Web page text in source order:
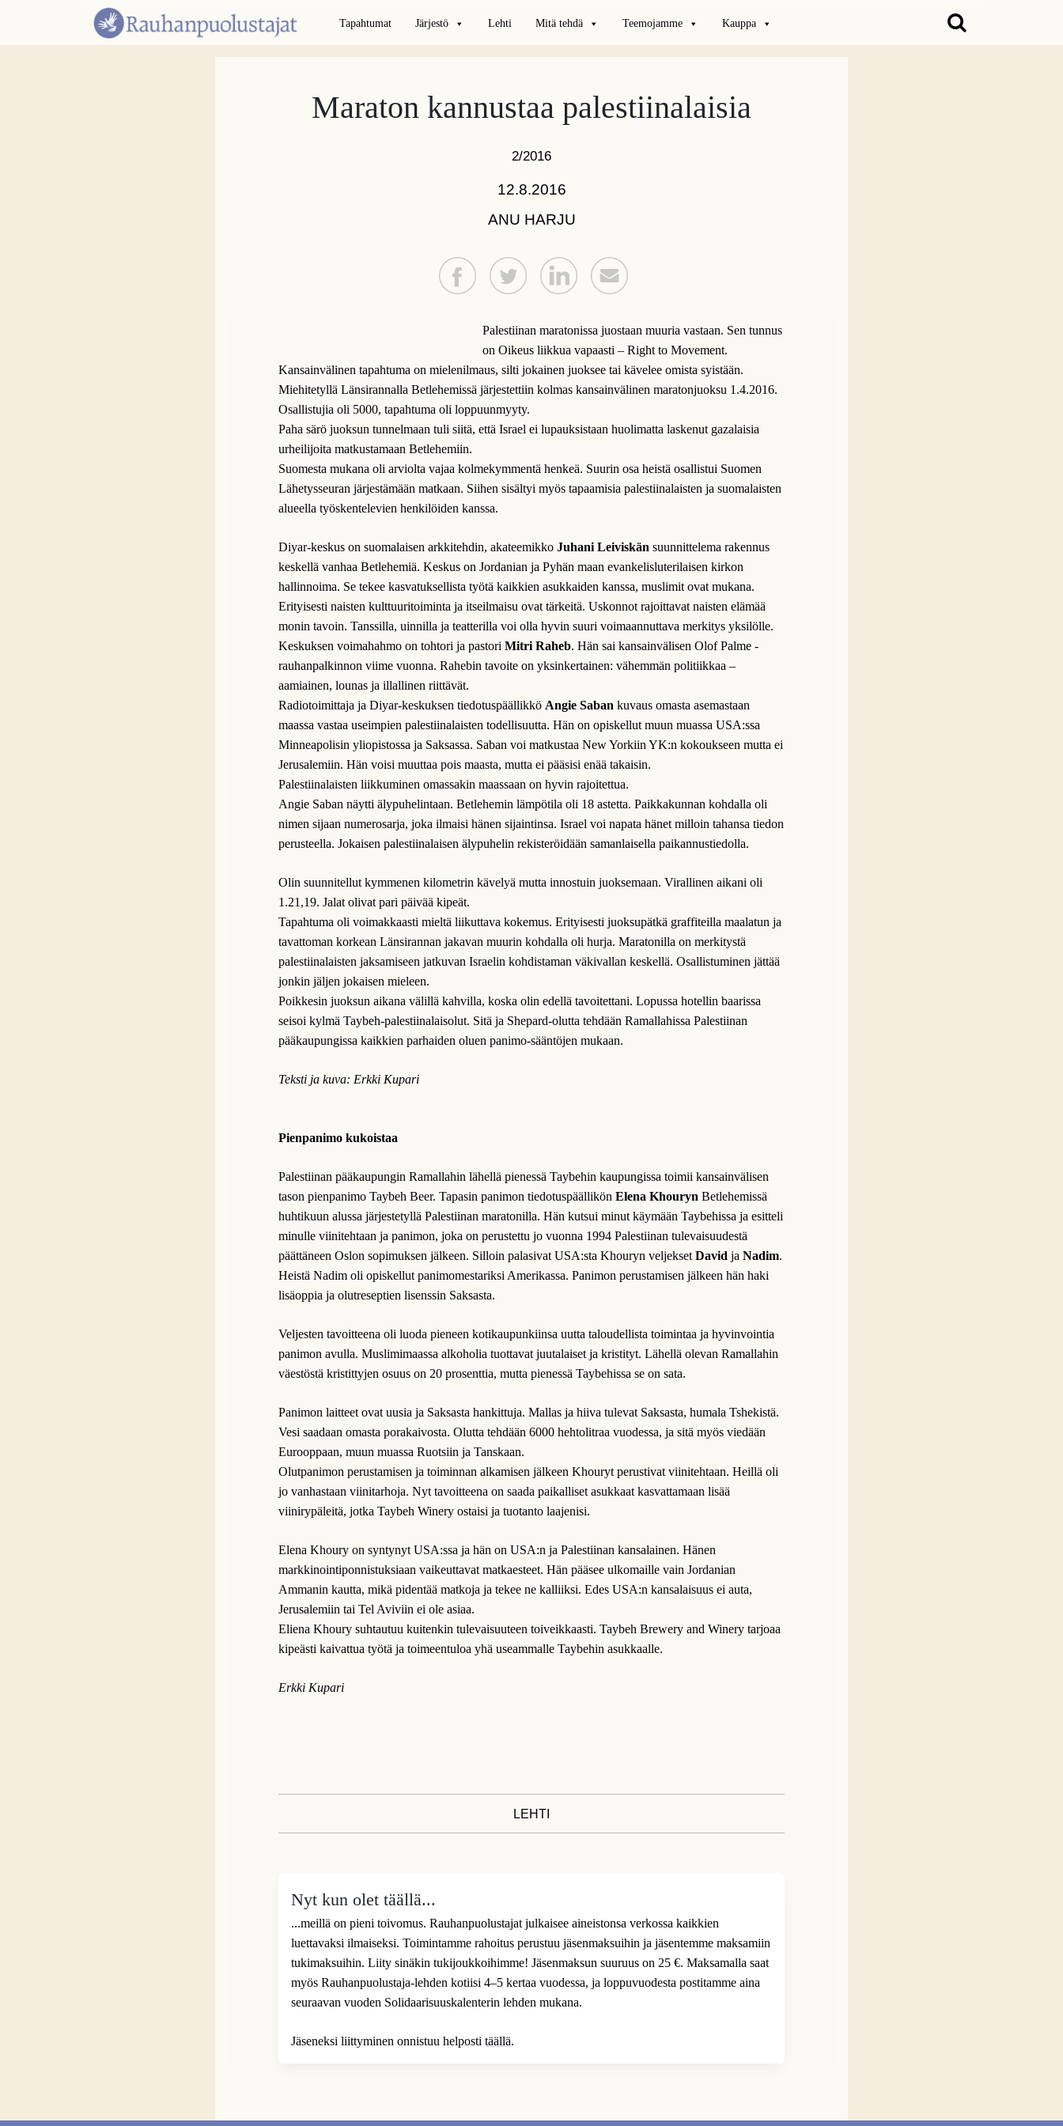
Tapahtumat Järjestö Lehti Mitä tehdä Teemojamme Kauppa
Maraton kannustaa palestiinalaisia
2/2016
12.8.2016
ANU HARJU
Palestiinan maratonissa juostaan muuria vastaan. Sen tunnus
on Oikeus liikkua vapaasti – Right to Movement.
Kansainvälinen tapahtuma on mielenilmaus, silti jokainen juoksee tai kävelee omista syistään.
Miehitetyllä Länsirannalla Betlehemissä järjestettiin kolmas kansainvälinen maratonjuoksu 1.4.2016.
Osallistujia oli 5000, tapahtuma oli loppuunmyyty.
Paha särö juoksun tunnelmaan tuli siitä, että Israel ei lupauksistaan huolimatta laskenut gazalaisia
urheilijoita matkustamaan Betlehemiin.
Suomesta mukana oli arviolta vajaa kolmekymmentä henkeä. Suurin osa heistä osallistui Suomen
Lähetysseuran järjestämään matkaan. Siihen sisältyi myös tapaamisia palestiinalaisten ja suomalaisten
alueella työskentelevien henkilöiden kanssa.
Diyar-keskus on suomalaisen arkkitehdin, akateemikko Juhani Leiviskän suunnittelema rakennus
keskellä vanhaa Betlehemiä. Keskus on Jordanian ja Pyhän maan evankelisluterilaisen kirkon
hallinnoima. Se tekee kasvatuksellista työtä kaikkien asukkaiden kanssa, muslimit ovat mukana.
Erityisesti naisten kulttuuritoiminta ja itseilmaisu ovat tärkeitä. Uskonnot rajoittavat naisten elämää
monin tavoin. Tanssilla, uinnilla ja teatterilla voi olla hyvin suuri voimaannuttava merkitys yksilölle.
Keskuksen voimahahmo on tohtori ja pastori Mitri Raheb. Hän sai kansainvälisen Olof Palme -
rauhanpalkinnon viime vuonna. Rahebin tavoite on yksinkertainen: vähemmän politiikkaa –
aamiainen, lounas ja illallinen riittävät.
Radiotoimittaja ja Diyar-keskuksen tiedotuspäällikkö Angie Saban kuvaus omasta asemastaan
maassa vastaa useimpien palestiinalaisten todellisuutta. Hän on opiskellut muun muassa USA:ssa
Minneapolisin yliopistossa ja Saksassa. Saban voi matkustaa New Yorkiin YK:n kokoukseen mutta ei
Jerusalemiin. Hän voisi muuttaa pois maasta, mutta ei pääsisi enää takaisin.
Palestiinalaisten liikkuminen omassakin maassaan on hyvin rajoitettua.
Angie Saban näytti älypuhelintaan. Betlehemin lämpötila oli 18 astetta. Paikkakunnan kohdalla oli
nimen sijaan numerosarja, joka ilmaisi hänen sijaintinsa. Israel voi napata hänet milloin tahansa tiedon
perusteella. Jokaisen palestiinalaisen älypuhelin rekisteröidään samanlaisella paikannustiedolla.
Olin suunnitellut kymmenen kilometrin kävelyä mutta innostuin juoksemaan. Virallinen aikani oli
1.21,19. Jalat olivat pari päivää kipeät.
Tapahtuma oli voimakkaasti mieltä liikuttava kokemus. Erityisesti juoksupätkä graffiteilla maalatun ja
tavattoman korkean Länsirannan jakavan muurin kohdalla oli hurja. Maratonilla on merkitystä
palestiinalaisten jaksamiseen jatkuvan Israelin kohdistaman väkivallan keskellä. Osallistuminen jättää
jonkin jäljen jokaisen mieleen.
Poikkesin juoksun aikana välillä kahvilla, koska olin edellä tavoitettani. Lopussa hotellin baarissa
seisoi kylmä Taybeh-palestiinalaisolut. Sitä ja Shepard-olutta tehdään Ramallahissa Palestiinan
pääkaupungissa kaikkien parhaiden oluen panimo-sääntöjen mukaan.
Teksti ja kuva: Erkki Kupari
Pienpanimo kukoistaa
Palestiinan pääkaupungin Ramallahin lähellä pienessä Taybehin kaupungissa toimii kansainvälisen
tason pienpanimo Taybeh Beer. Tapasin panimon tiedotuspäällikön Elena Khouryn Betlehemissä
huhtikuun alussa järjestetyllä Palestiinan maratonilla. Hän kutsui minut käymään Taybehissa ja esitteli
minulle viinitehtaan ja panimon, joka on perustettu jo vuonna 1994 Palestiinan tulevaisuudestä
päättäneen Oslon sopimuksen jälkeen. Silloin palasivat USA:sta Khouryn veljekset David ja Nadim.
Heistä Nadim oli opiskellut panimomestariksi Amerikassa. Panimon perustamisen jälkeen hän haki
lisäoppia ja olutreseptien lisenssin Saksasta.
Veljesten tavoitteena oli luoda pieneen kotikaupunkiinsa uutta taloudellista toimintaa ja hyvinvointia
panimon avulla. Muslimimaassa alkoholia tuottavat juutalaiset ja kristityt. Lähellä olevan Ramallahin
väestöstä kristittyjen osuus on 20 prosenttia, mutta pienessä Taybehissa se on sata.
Panimon laitteet ovat uusia ja Saksasta hankittuja. Mallas ja hiiva tulevat Saksasta, humala Tshekistä.
Vesi saadaan omasta porakaivosta. Olutta tehdään 6000 hehtolitraa vuodessa, ja sitä myös viedään
Eurooppaan, muun muassa Ruotsiin ja Tanskaan.
Olutpanimon perustamisen ja toiminnan alkamisen jälkeen Khouryt perustivat viinitehtaan. Heillä oli
jo vanhastaan viinitarhoja. Nyt tavoitteena on saada paikalliset asukkaat kasvattamaan lisää
viinirypäleitä, jotka Taybeh Winery ostaisi ja tuotanto laajenisi.
Elena Khoury on syntynyt USA:ssa ja hän on USA:n ja Palestiinan kansalainen. Hänen
markkinointiponnistuksiaan vaikeuttavat matkaesteet. Hän pääsee ulkomaille vain Jordanian
Ammanin kautta, mikä pidentää matkoja ja tekee ne kalliiksi. Edes USA:n kansalaisuus ei auta,
Jerusalemiin tai Tel Aviviin ei ole asiaa.
Eliena Khoury suhtautuu kuitenkin tulevaisuuteen toiveikkaasti. Taybeh Brewery and Winery tarjoaa
kipeästi kaivattua työtä ja toimeentuloa yhä useammalle Taybehin asukkaalle.
Erkki Kupari
LEHTI
Nyt kun olet täällä...
...meillä on pieni toivomus. Rauhanpuolustajat julkaisee aineistonsa verkossa kaikkien
luettavaksi ilmaiseksi. Toimintamme rahoitus perustuu jäsenmaksuihin ja jäsentemme maksamiin
tukimaksuihin. Liity sinäkin tukijoukkoihimme! Jäsenmaksun suuruus on 25 €. Maksamalla saat
myös Rauhanpuolustaja-lehden kotiisi 4–5 kertaa vuodessa, ja loppuvuodesta postitamme aina
seuraavan vuoden Solidaarisuuskalenterin lehden mukana.
Jäseneksi liittyminen onnistuu helposti täällä.